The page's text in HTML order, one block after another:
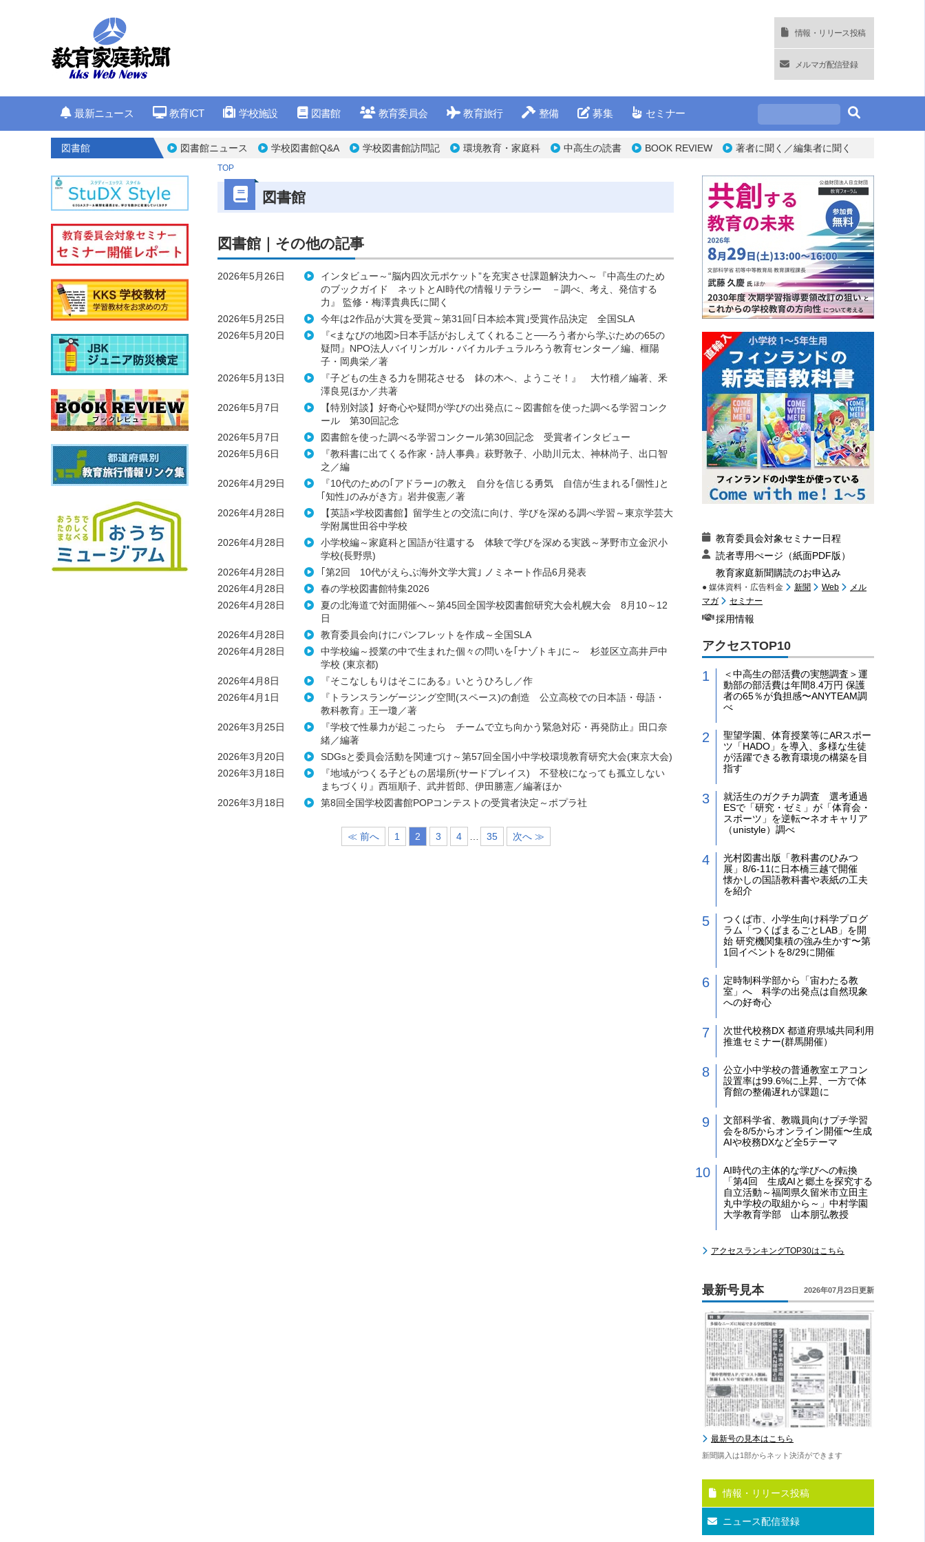
情報・リリース投稿
メルマガ配信登録
最新ニュース 教育ICT 学校施設 図書館 教育委員会 教育旅行 整備 募集 セミナー
図書館 図書館ニュース 学校図書館Q&A 学校図書館訪問記 環境教育・家庭科 中高生の読書 BOOK REVIEW 著者に聞く／編集者に聞く
TOP
図書館
図書館｜その他の記事
2026年5月26日
インタビュー～“脳内四次元ポケット”を充実させ課題解決力へ～『中高生のため
のブックガイド ネットとAI時代の情報リテラシー －調べ、考え、発信する
力』 監修・梅澤貴典氏に聞く
2026年5月25日
今年は2作品が大賞を受賞～第31回｢日本絵本賞｣受賞作品決定 全国SLA
2026年5月20日
『<まなびの地図>日本手話がおしえてくれること──ろう者から学ぶための65の
疑問』NPO法人バイリンガル・バイカルチュラルろう教育センター／編、榧陽
子・岡典栄／著
2026年5月13日
『子どもの生きる力を開花させる 鉢の木へ、ようこそ！』 大竹稽／編著、釆
澤良晃ほか／共著
2026年5月7日
【特別対談】好奇心や疑問が学びの出発点に～図書館を使った調べる学習コンク
ール 第30回記念
2026年5月7日
図書館を使った調べる学習コンクール第30回記念 受賞者インタビュー
2026年5月6日
『教科書に出てくる作家・詩人事典』萩野敦子、小助川元太、神林尚子、出口智
之／編
2026年4月29日
『10代のための｢アドラー｣の教え 自分を信じる勇気 自信が生まれる｢個性｣と
｢知性｣のみがき方』岩井俊憲／著
2026年4月28日
【英語×学校図書館】留学生との交流に向け、学びを深める調べ学習～東京学芸大
学附属世田谷中学校
2026年4月28日
小学校編～家庭科と国語が往還する 体験で学びを深める実践～茅野市立金沢小
学校(長野県)
2026年4月28日
｢第2回 10代がえらぶ海外文学大賞｣ ノミネート作品6月発表
2026年4月28日
春の学校図書館特集2026
2026年4月28日
夏の北海道で対面開催へ～第45回全国学校図書館研究大会札幌大会 8月10～12
日
2026年4月28日
教育委員会向けにパンフレットを作成～全国SLA
2026年4月28日
中学校編～授業の中で生まれた個々の問いを｢ナゾトキ｣に～ 杉並区立高井戸中
学校 (東京都)
2026年4月8日
『そこなしもりはそこにある』いとうひろし／作
2026年4月1日
『トランスランゲージング空間(スペース)の創造 公立高校での日本語・母語・
教科教育』王一瓊／著
2026年3月25日
『学校で性暴力が起こったら チームで立ち向かう緊急対応・再発防止』田口奈
緒／編著
2026年3月20日
SDGsと委員会活動を関連づけ～第57回全国小中学校環境教育研究大会(東京大会)
2026年3月18日
『地域がつくる子どもの居場所(サードプレイス) 不登校になっても孤立しない
まちづくり』西垣順子、武井哲郎、伊田勝憲／編著ほか
2026年3月18日
第8回全国学校図書館POPコンテストの受賞者決定～ポプラ社
≪ 前へ 1 2 3 4 35 次へ ≫
教育委員会対象セミナー日程
読者専用ぺージ（紙面PDF版）
教育家庭新聞購読のお申込み
● 媒体資料・広告料金 新聞 Web
メル
マガ
セミナー
採用情報
アクセスTOP10
＜中高生の部活費の実態調査＞運
動部の部活費は年間8.4万円 保護
者の65％が負担感〜ANYTEAM調
べ
聖望学園、体育授業等にARスポー
ツ「HADO」を導入、多様な生徒
が活躍できる教育環境の構築を目
指す
就活生のガクチカ調査 選考通過
ESで「研究・ゼミ」が「体育会・
スポーツ」を逆転〜ネオキャリア
（unistyle）調べ
光村図書出版「教科書のひみつ
展」8/6-11に日本橋三越で開催
懐かしの国語教科書や表紙の工夫
を紹介
つくば市、小学生向け科学プログ
ラム「つくばまるごとLAB」を開
始 研究機関集積の強み生かす〜第
1回イベントを8/29に開催
定時制科学部から「宙わたる教
室」へ 科学の出発点は自然現象
への好奇心
次世代校務DX 都道府県域共同利用
推進セミナー(群馬開催）
公立小中学校の普通教室エアコン
設置率は99.6%に上昇、一方で体
育館の整備遅れが課題に
文部科学省、教職員向けプチ学習
会を8/5からオンライン開催〜生成
AIや校務DXなど全5テーマ
AI時代の主体的な学びへの転換
「第4回 生成AIと郷土を探究する
自立活動～福岡県久留米市立田主
丸中学校の取組から～」中村学園
大学教育学部 山本朋弘教授
アクセスランキングTOP30はこちら
最新号見本 2026年07月23日更新
最新号の見本はこちら
新聞購入は1部からネット決済ができます
情報・リリース投稿
ニュース配信登録